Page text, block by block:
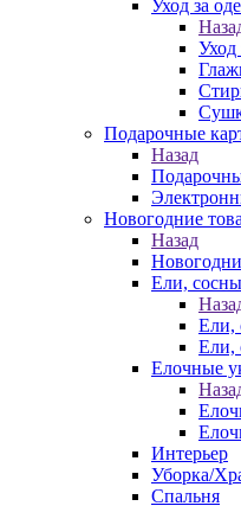
Уход за
Уход
Подарочные
Назад
Новогодние
Назад
Ели, сосны
Ели,
Ели,
Елочные
Интерьер
Уборка/
Спальня